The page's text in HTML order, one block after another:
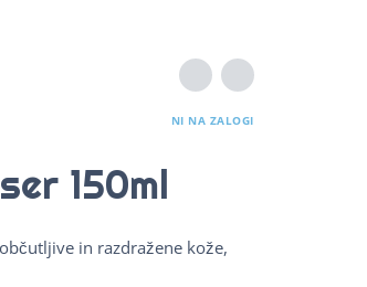
NI NA ZALOGI
150ml
in razdražene kože,